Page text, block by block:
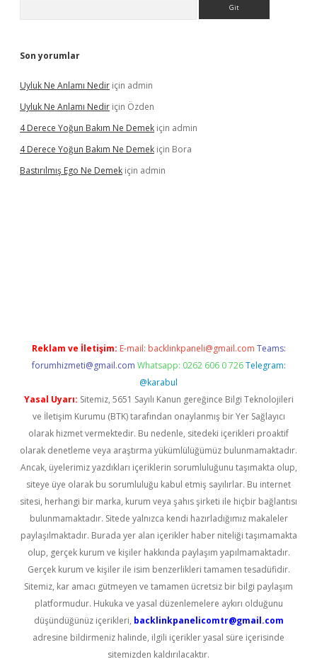
Son yorumlar
Uyluk Ne Anlamı Nedir için admin
Uyluk Ne Anlamı Nedir için Özden
4 Derece Yoğun Bakım Ne Demek için admin
4 Derece Yoğun Bakım Ne Demek için Bora
Bastırılmış Ego Ne Demek için admin
Reklam ve İletişim: E-mail: backlinkpaneli@gmail.com Teams:
forumhizmeti@gmail.com Whatsapp: 0262 606 0 726 Telegram:
@karabul
Yasal Uyarı: Sitemiz, 5651 Sayılı Kanun gereğince Bilgi Teknolojileri
ve İletişim Kurumu (BTK) tarafından onaylanmış bir Yer Sağlayıcı
olarak hizmet vermektedir. Bu nedenle, sitedeki içerikleri proaktif
olarak denetleme veya araştırma yükümlülüğümüz bulunmamaktadır.
Ancak, üyelerimiz yazdıkları içeriklerin sorumluluğunu taşımakta olup,
siteye üye olarak bu sorumluluğu kabul etmiş sayılırlar. Bu internet
sitesi, herhangi bir marka, kurum veya şahıs şirketi ile hiçbir bağlantısı
bulunmamaktadır. Sitede yalnızca kendi hazırladığımız makaleler
paylaşılmaktadır. Burada yer alan içerikler haber niteliği taşımamakta
olup, gerçek kurum ve kişiler hakkında paylaşım yapılmamaktadır.
Gerçek kurum ve kişiler ile isim benzerlikleri tamamen tesadüfidir.
Sitemiz, kar amacı gütmeyen ve tamamen ücretsiz bir bilgi paylaşım
platformudur. Hukuka ve yasal düzenlemelere aykırı olduğunu
düşündüğünüz içerikleri, backlinkpanelicomtr@gmail.com
adresine bildirmeniz halinde, ilgili içerikler yasal süre içerisinde
sitemizden kaldırılacaktır.